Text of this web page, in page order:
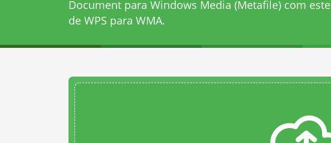
Document para Windows Media (Metafile) com este
de WPS para WMA.